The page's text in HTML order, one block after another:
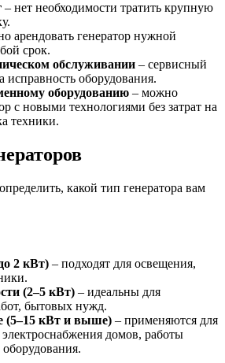
– нет необходимости тратить крупную
арендовать генератор нужной
срок.
обслуживании – сервисный
исправность оборудования.
оборудованию – можно
с новыми технологиями без затрат на
техники.
какой тип генератора вам
2 кВт) – подходят для освещения,
(2–5 кВт) – идеальны для
бытовых нужд.
кВт и выше) – применяются для
электроснабжения домов, работы